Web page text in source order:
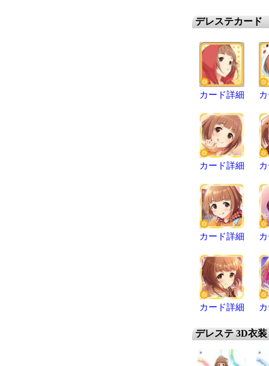
デレステカード
カード詳細
カード詳細
カード詳細
カード詳細
デレステ 3D衣装